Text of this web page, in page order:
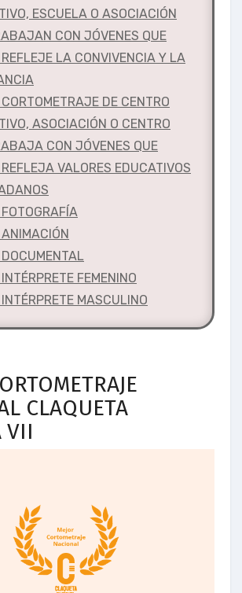
ESCUELA O ASOCIACIÓN
CON JÓVENES QUE
LA CONVIVENCIA Y LA
DE CENTRO
ASOCIACIÓN O CENTRO
CON JÓVENES QUE
VALORES EDUCATIVOS
FEMENINO
MASCULINO
CLAQUETA
VII